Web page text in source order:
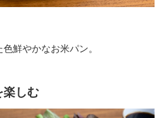
鮮やかなお米パン。
楽しむ